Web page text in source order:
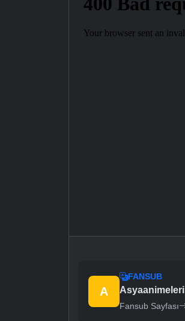
A
FANSUB
Asyaanimeleri
Fansub Sayfası